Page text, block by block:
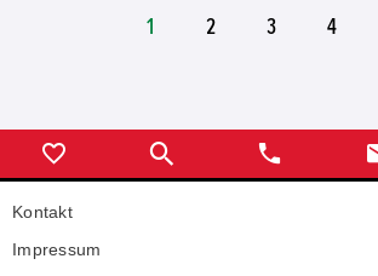
1 2 3 4
Kontakt
Impressum